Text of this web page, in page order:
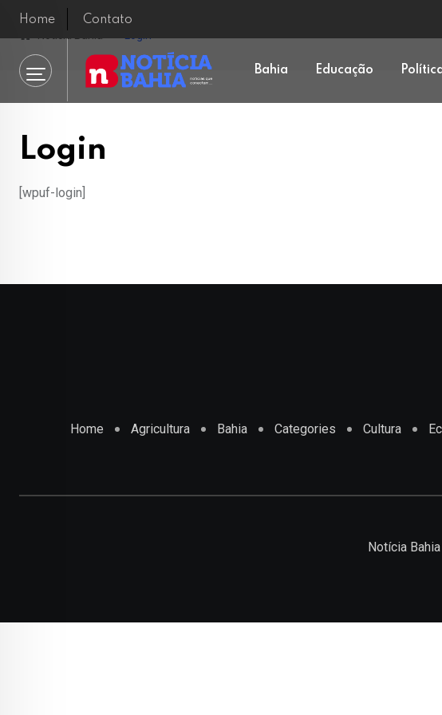
Skip
content
Home Contato
Bahia Educação
Login
[wpuf-login]
Home Agricultura Bahia Categories Cultura
Notícia